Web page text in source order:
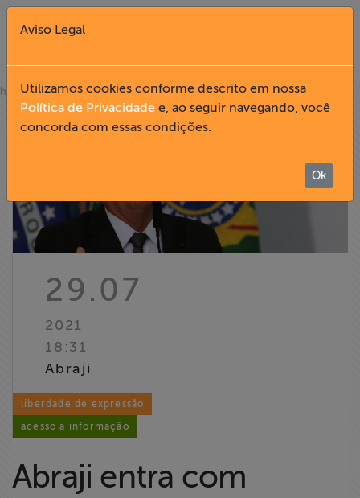
Fechar X
English
Institucional
Informação
Liberdade de
Expressão
Projetos
Proteção Legal
home»notícias
29.07
2021
18:31
Abraji
liberdade de expressão
acesso à informação
Abraji entra com
Aviso Legal
Utilizamos cookies conforme descrito em nossa
Política de Privacidade e, ao seguir navegando, você
concorda com essas condições.
Ok